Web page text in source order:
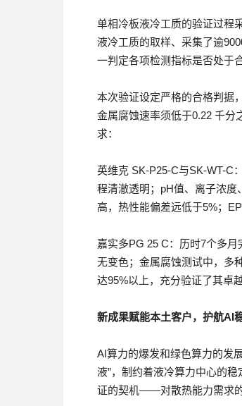
单相冷板液冷工质的验证过程
液冷工质的取样、采集了逾
一判定各项检测指标是否处于
本次验证设定严格的合格判据
金属腐蚀速率须低于0.22 千分
求：
英维克 SK-P25-C与SK-WT-C
程清澈透明；pH值、离子浓
高，热性能偏差远低于5%；
嘉实多PG 25 C：历时7个多
无变色；金属腐蚀测试中，多
达95%以上，充分验证了其卓
新成果赋能本土客户，护航AI
AI算力的爆发和绿色算力的发
液”，制约着液冷算力中心的
证的契机——对散热能力需求的